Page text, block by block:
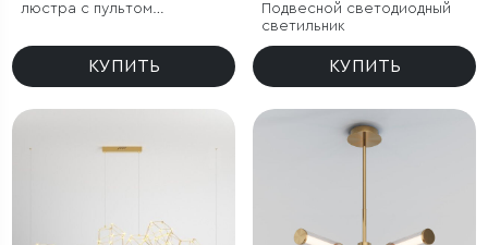
люстра с пультом
акрила
КУПИТЬ
Подвесной светодиодный
светильник
КУПИТЬ